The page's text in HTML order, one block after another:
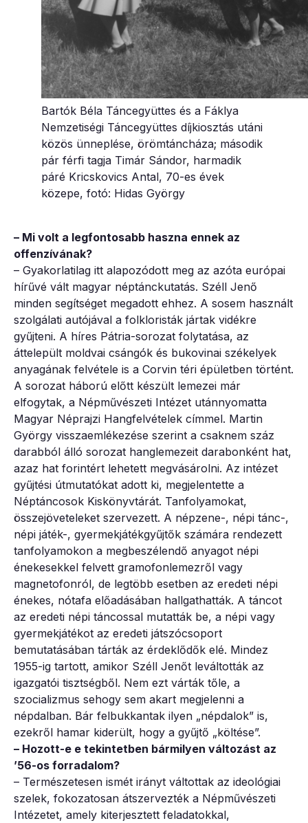
Bartók Béla Táncegyüttes és a Fáklya
Nemzetiségi Táncegyüttes díjkiosztás utáni
közös ünneplése, örömtáncháza; második
pár férfi tagja Timár Sándor, harmadik
páré Kricskovics Antal, 70-es évek
közepe, fotó: Hidas György
– Mi volt a legfontosabb haszna ennek az
offenzívának?
– Gyakorlatilag itt alapozódott meg az azóta európai
hírűvé vált magyar néptánckutatás. Széll Jenő
minden segítséget megadott ehhez. A sosem használt
szolgálati autójával a folkloristák jártak vidékre
gyűjteni. A híres Pátria-sorozat folytatása, az
áttelepült moldvai csángók és bukovinai székelyek
anyagának felvétele is a Corvin téri épületben történt.
A sorozat háború előtt készült lemezei már
elfogytak, a Népművészeti Intézet utánnyomatta
Magyar Néprajzi Hangfelvételek címmel. Martin
György visszaemlékezése szerint a csaknem száz
darabból álló sorozat hanglemezeit darabonként hat,
azaz hat forintért lehetett megvásárolni. Az intézet
gyűjtési útmutatókat adott ki, megjelentette a
Néptáncosok Kiskönyvtárát. Tanfolyamokat,
összejöveteleket szervezett. A népzene-, népi tánc-,
népi játék-, gyermekjátékgyűjtők számára rendezett
tanfolyamokon a megbeszélendő anyagot népi
énekesekkel felvett gramofonlemezről vagy
magnetofonról, de legtöbb esetben az eredeti népi
énekes, nótafa előadásában hallgathatták. A táncot
az eredeti népi táncossal mutatták be, a népi vagy
gyermekjátékot az eredeti játszócsoport
bemutatásában tárták az érdeklődők elé. Mindez
1955-ig tartott, amikor Széll Jenőt leváltották az
igazgatói tisztségből. Nem ezt várták tőle, a
szocializmus sehogy sem akart megjelenni a
népdalban. Bár felbukkantak ilyen „népdalok” is,
ezekről hamar kiderült, hogy a gyűjtő „költése”.
– Hozott-e e tekintetben bármilyen változást az
’56-os forradalom?
– Természetesen ismét irányt váltottak az ideológiai
szelek, fokozatosan átszervezték a Népművészeti
Intézetet, amely kiterjesztett feladatokkal,